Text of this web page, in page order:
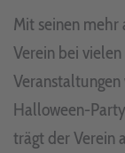
Mit seinen mehr
Verein bei
Veranstaltungen
Halloween-
trägt der Verein